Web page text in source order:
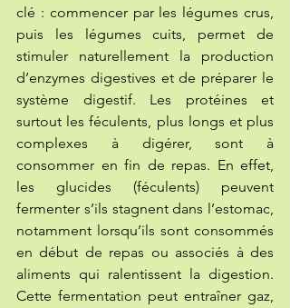
clé : commencer par les légumes crus,
puis les légumes cuits, permet de
stimuler naturellement la production
d’enzymes digestives et de préparer le
système digestif. Les protéines et
surtout les féculents, plus longs et plus
complexes à digérer, sont à
consommer en fin de repas. En effet,
les glucides (féculents) peuvent
fermenter s’ils stagnent dans l’estomac,
notamment lorsqu’ils sont consommés
en début de repas ou associés à des
aliments qui ralentissent la digestion.
Cette fermentation peut entraîner gaz,